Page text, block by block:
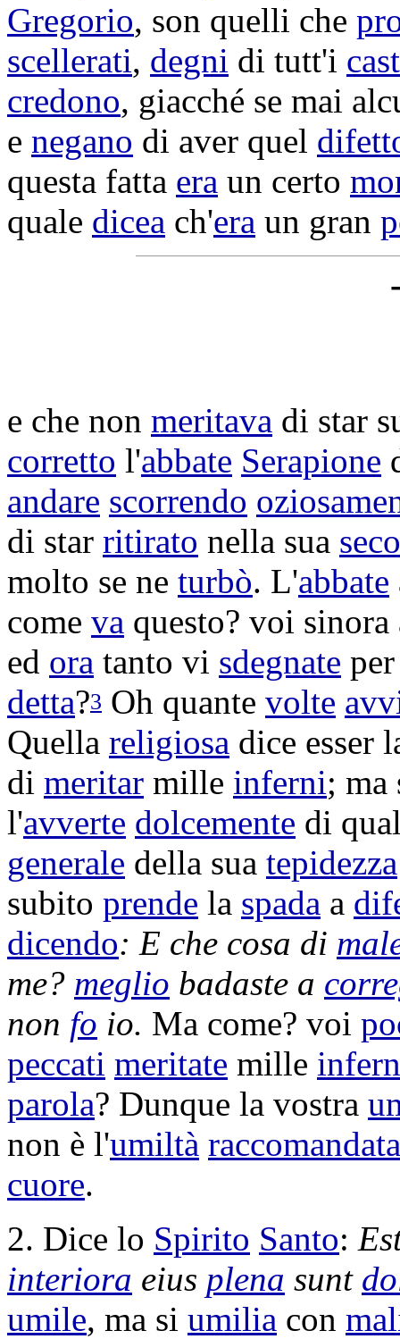
Gregorio, son quelli che
scellerati, degni di tutt'i
credono, giacché se mai
e negano di aver quel
questa fatta era un certo
quale dicea ch'era un gran
e che non meritava di star
corretto l'abbate Serapione
andare scorrendo
di star ritirato nella sua
molto se ne turbò. L'abbate
come va questo? voi
ed ora tanto vi sdegnate
detta?3 Oh quante volte
Quella religiosa dice esser
di meritar mille inferni; ma
l'avverte dolcemente di
generale della sua tepidezza
subito prende la spada a
dicendo: E che cosa di
me? meglio badaste a
non fo io. Ma come? voi
peccati meritate mille
parola? Dunque la vostra
non è l'umiltà raccomandata
cuore.
2. Dice lo Spirito Santo:
interiora eius plena sunt
umile, ma si umilia con